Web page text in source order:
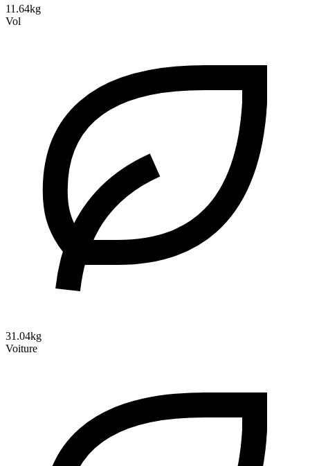
11.64kg
Vol
31.04kg
Voiture